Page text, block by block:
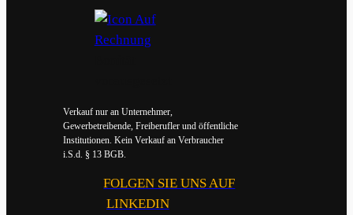
Verkauf nur an Unternehmer,
Gewerbetreibende, Freiberufler und öffentliche
Institutionen. Kein Verkauf an Verbraucher
i.S.d. § 13 BGB.
FOLGEN SIE UNS AUF
LINKEDIN